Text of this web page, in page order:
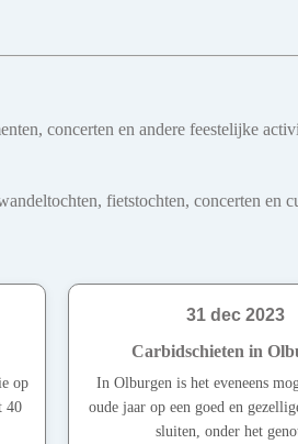
concerten en andere feestelijke
fietstochten, concerten en
op
40
31 dec 2023
Carbidschieten in
In Olburgen is het eveneens
oude jaar op een goed en
sluiten, onder het